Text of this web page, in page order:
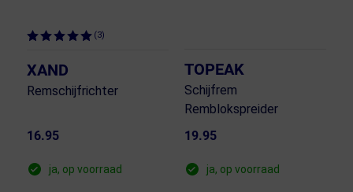
(3)
XAND
Remschijfrichter
16.95
ja, op voorraad
TOPEAK
Schijfrem
Remblokspreider
19.95
ja, op voorraad